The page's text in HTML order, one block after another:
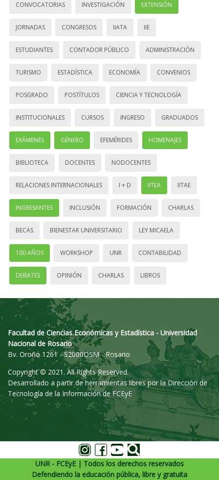
CONVOCATORIAS INVESTIGACIÓN EXTENSIÓN
JORNADAS CONGRESOS IIATA IIE
ESTUDIANTES CONTADOR PÚBLICO ADMINISTRACIÓN
TURISMO ESTADÍSTICA ECONOMÍA CONVENIOS
POSGRADO POSTÍTULOS CIENCIA Y TECNOLOGÍA
INSTITUCIONALES CURSOS INGRESO GRADUADOS
EXÁMENES GÉNERO EFEMÉRIDES HOMENAJES
BIBLIOTECA DOCENTES NODOCENTES
RELACIONES INTERNACIONALES I + D IITEA IITAE
INGRESANTES INCLUSIÓN FORMACIÓN CHARLAS
BECAS BIENESTAR UNIVERSITARIO LEY MICAELA
100 AÑOS WORKSHOP UNR CONTABILIDAD
DEBATES OPINIÓN CHARLAS LIBROS
Facultad de Ciencias Económicas y Estadística - Universidad
Nacional de Rosario
Bv. Oroño 1261 - S2000DSM - Rosario
Copyright © 2021. All Rights Reserved.
Desarrollado a partir de herramientas libres por la Dirección de
Tecnología de la Información de FCEyE
UNR - FCEyE | Todos los derechos reservados
Defendiendo la educación pública, libre y gratuita